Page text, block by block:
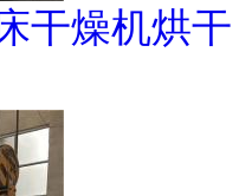
干燥机烘干